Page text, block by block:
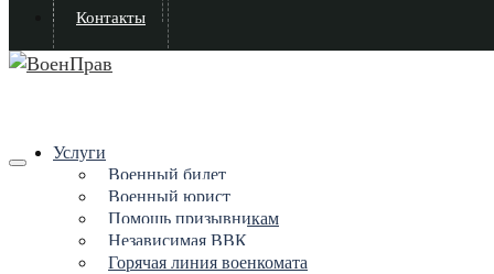
Контакты
Услуги
Военный билет
Военный юрист
Помощь призывникам
Независимая ВВК
Горячая линия военкомата